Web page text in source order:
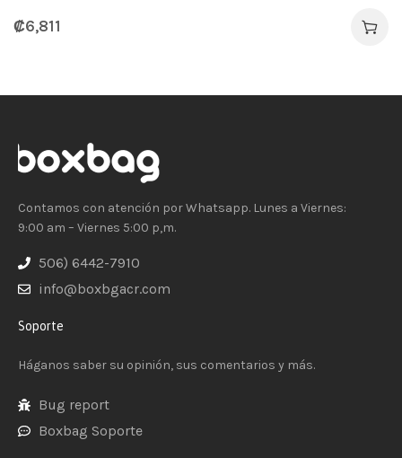
₡6,811
Contamos con atención por Whatsapp. Lunes a Viernes:
9:00 am – Viernes 5:00 p,m.
506) 6442-7910
info@boxbgacr.com
Soporte
Háganos saber su opinión, sus comentarios y más.
Bug report
Boxbag Soporte